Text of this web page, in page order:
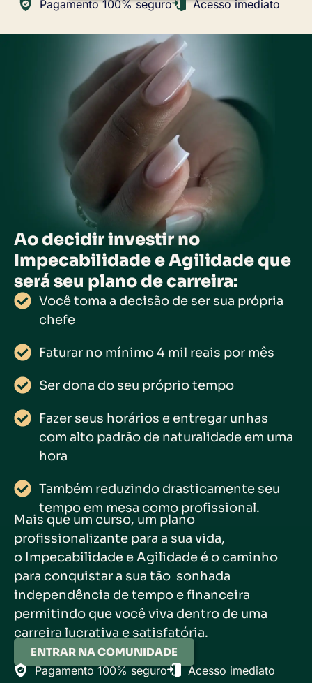
Pagamento 100% seguro Acesso imediato
Ao decidir investir no
Impecabilidade e Agilidade que
será seu plano de carreira:
Você toma a decisão de ser sua própria
chefe
Faturar no mínimo 4 mil reais por mês
Ser dona do seu próprio tempo
Fazer seus horários e entregar unhas
com alto padrão de naturalidade em uma
hora
Também reduzindo drasticamente seu
tempo em mesa como profissional.
Mais que um curso, um plano
profissionalizante para a sua vida,
o Impecabilidade e Agilidade é o caminho
para conquistar a sua tão sonhada
independência de tempo e financeira
permitindo que você viva dentro de uma
carreira lucrativa e satisfatória.
ENTRAR NA COMUNIDADE
Pagamento 100% seguro Acesso imediato